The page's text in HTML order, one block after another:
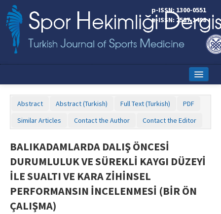
p-ISSN: 1300-0551
e-ISSN: 2587-1498
Online First
Aims and Scope
Instructions to Authors
Copyright Transfer Form
Abstract Abstract (Turkish) Full Text (Turkish)
PDF
Similar Articles
Contact the Author Contact the Editor
BALIKADAMLARDA DALIŞ ÖNCESİ
DURUMLULUK VE SÜREKLİ KAYGI DÜZEYİ
İLE SUALTI VE KARA ZİHİNSEL
PERFORMANSIN İNCELENMESİ (BİR ÖN
ÇALIŞMA)